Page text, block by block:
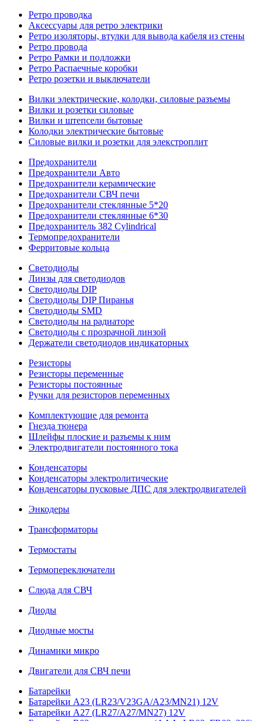
Ретро проводка
Аксессуары для ретро электрики
Ретро изоляторы, втулки для вывода кабеля из стены
Ретро провода
Ретро Рамки и подложки
Ретро Распаечные коробки
Ретро розетки и выключатели
Вилки электрические, колодки, силовые разъемы
Вилки и розетки силовые
Вилки и штепсели бытовые
Колодки электрические бытовые
Силовые вилки и розетки для элекстроплит
Предохранители
Предохранители Авто
Предохранители керамические
Предохранители СВЧ печи
Предохранители стеклянные 5*20
Предохранители стеклянные 6*30
Предохранитель 382 Cylindrical
Термопредохранители
Ферритовые кольца
Светодиоды
Линзы для светодиодов
Светодиоды DIP
Светодиоды DIP Пиранья
Светодиоды SMD
Светодиоды на радиаторе
Светодиоды с прозрачной линзой
Держатели светодиодов индикаторных
Резисторы
Резисторы переменные
Резисторы постоянные
Ручки для резисторов переменных
Комплектующие для ремонта
Гнезда тюнера
Шлейфы плоские и разъемы к ним
Электродвигатели постоянного тока
Конденсаторы
Конденсаторы электролитические
Конденсаторы пусковые ДПС для электродвигателей
Энкодеры
Трансформаторы
Термостаты
Термопереключатели
Слюда для СВЧ
Диоды
Диодные мосты
Динамики микро
Двигатели для СВЧ печи
Батарейки
Батарейки A23 (LR23/V23GA/A23/MN21) 12V
Батарейки A27 (LR27/A27/MN27) 12V